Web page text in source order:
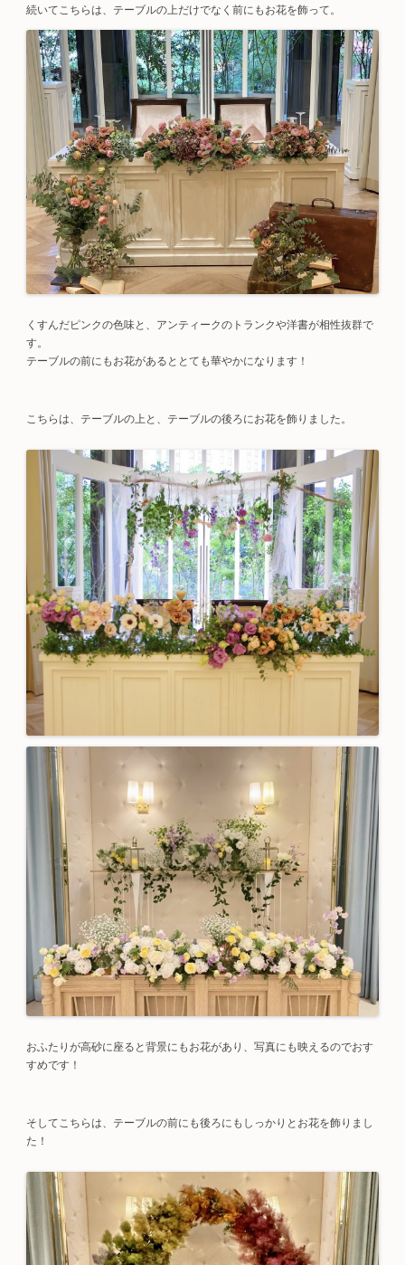
続いてこちらは、テーブルの上だけでなく前にもお花を飾って。
くすんだピンクの色味と、アンティークのトランクや洋書が相性抜群で
す。
テーブルの前にもお花があるととても華やかになります！
こちらは、テーブルの上と、テーブルの後ろにお花を飾りました。
おふたりが高砂に座ると背景にもお花があり、写真にも映えるのでおす
すめです！
そしてこちらは、テーブルの前にも後ろにもしっかりとお花を飾りまし
た！